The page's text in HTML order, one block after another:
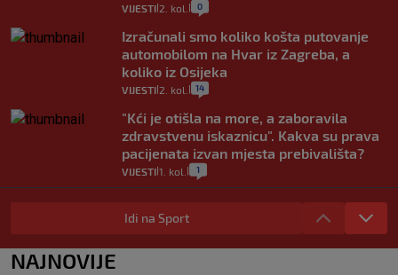
VIJESTI 2. kol. 0
Izračunali smo koliko košta putovanje
automobilom na Hvar iz Zagreba, a
koliko iz Osijeka
VIJESTI 2. kol. 14
"Kći je otišla na more, a zaboravila
zdravstvenu iskaznicu". Kakva su prava
pacijenata izvan mjesta prebivališta?
VIJESTI 1. kol. 1
Provjerili smo "što ćemo onda" ako
Plenković na 15 dana ukine mjere: "Ne bi
se dogodilo ništa. Vlada se zaljubila u te
intervencije"
Idi na Sport
NAJNOVIJE